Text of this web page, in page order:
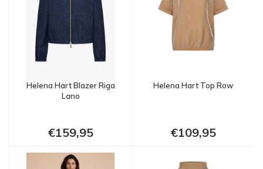
Helena Hart Blazer Riga
Lano
€159,95
Helena Hart Top Row
€109,95